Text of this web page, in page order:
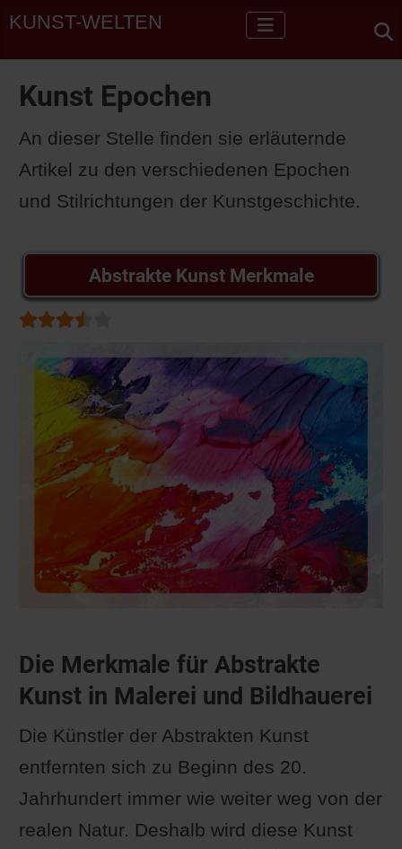
KUNST-WELTEN
Kunst Epochen
An dieser Stelle finden sie erläuternde
Artikel zu den verschiedenen Epochen
und Stilrichtungen der Kunstgeschichte.
Abstrakte Kunst Merkmale
Bewertung:
Die Merkmale für Abstrakte
Kunst in Malerei und Bildhauerei
Die Künstler der Abstrakten Kunst
entfernten sich zu Beginn des 20.
Jahrhundert immer wie weiter weg von der
realen Natur. Deshalb wird diese Kunst